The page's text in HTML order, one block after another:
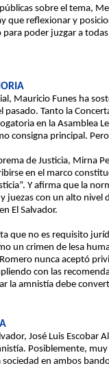
sobre el tema,
que reflexionar y
para poder juzgar a
Mauricio Funes ha
pasado. Tanto la
en la Asamblea
consigna principal.
de Justicia, Mirna
en el marco
Y afirma que la
juezas con un alto
El Salvador.
que no es requisito
un crimen de lesa
nunca aceptó
con las
la amnistía debe
José Luis Escobar
Posiblemente,
en ambos